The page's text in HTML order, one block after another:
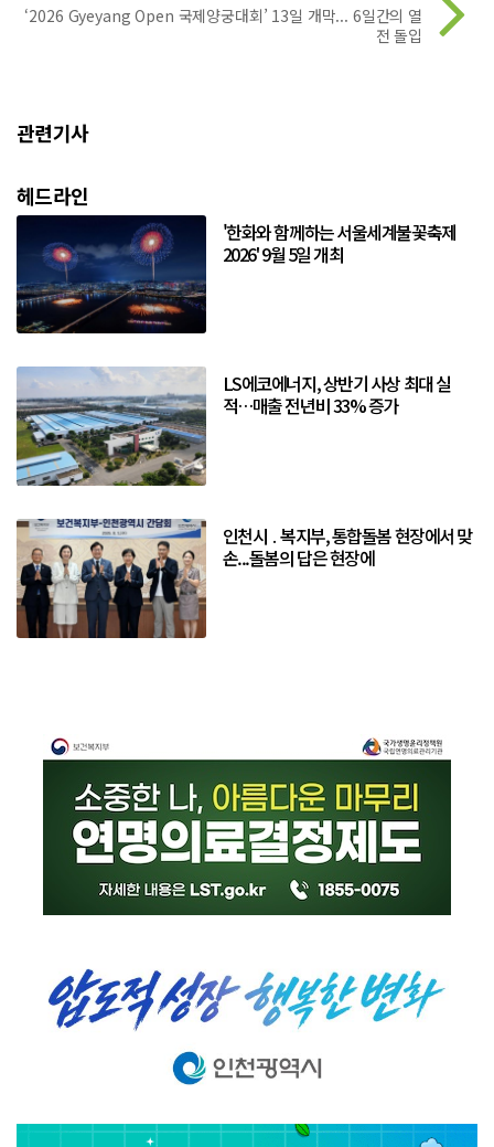
‘2026 Gyeyang Open 국제양궁대회’ 13일 개막... 6일간의 열
전 돌입
관련기사
헤드라인
'한화와 함께하는 서울세계불꽃축제
2026' 9월 5일 개최
LS에코에너지, 상반기 사상 최대 실
적…매출 전년비 33% 증가
인천시 ․ 복지부, 통합돌봄 현장에서 맞
손...돌봄의 답은 현장에